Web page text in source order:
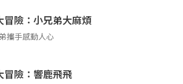
冒險：小兄弟大麻煩
攜手感動人心
冒險：響鹿飛飛